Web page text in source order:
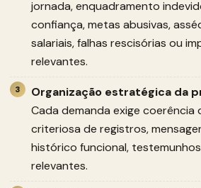
jornada, enquadramento
confiança, metas abusivas,
salariais, falhas rescisórias ou
relevantes.
Organização estratégica da
Cada demanda exige coerência
criteriosa de registros,
histórico funcional,
relevantes.